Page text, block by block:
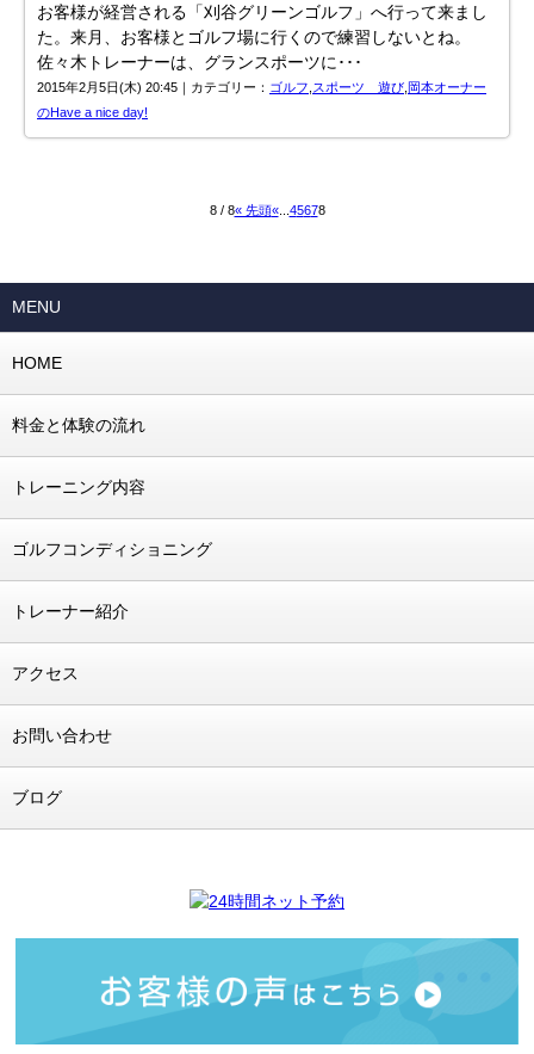
お客様が経営される「刈谷グリーンゴルフ」へ行って来まし
た。来月、お客様とゴルフ場に行くので練習しないとね。
佐々木トレーナーは、グランスポーツに･･･
2015年2月5日(木) 20:45｜カテゴリー： ゴルフ スポーツ 遊び 岡本オーナー
のHave a nice day!
8 / 8« 先頭«... 45678
MENU
HOME
料金と体験の流れ
トレーニング内容
ゴルフコンディショニング
トレーナー紹介
アクセス
お問い合わせ
ブログ